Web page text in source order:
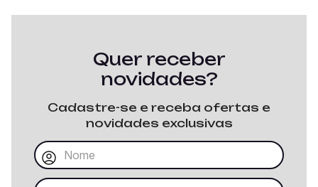
Quer receber
novidades?
Cadastre-se e receba ofertas e
novidades exclusivas